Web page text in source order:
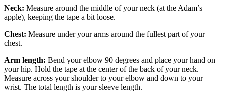
Neck: Measure around the middle of your neck (at the Adam’s
apple), keeping the tape a bit loose.
Chest: Measure under your arms around the fullest part of your
chest.
Arm length: Bend your elbow 90 degrees and place your hand on
your hip. Hold the tape at the center of the back of your neck.
Measure across your shoulder to your elbow and down to your
wrist. The total length is your sleeve length.